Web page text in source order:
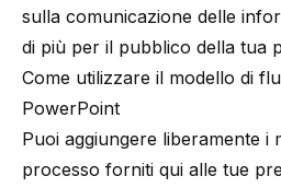
sulla comunicazione delle
di più per il pubblico della tua
Come utilizzare il modello di
PowerPoint
Puoi aggiungere liberamente i
processo forniti qui alle tue